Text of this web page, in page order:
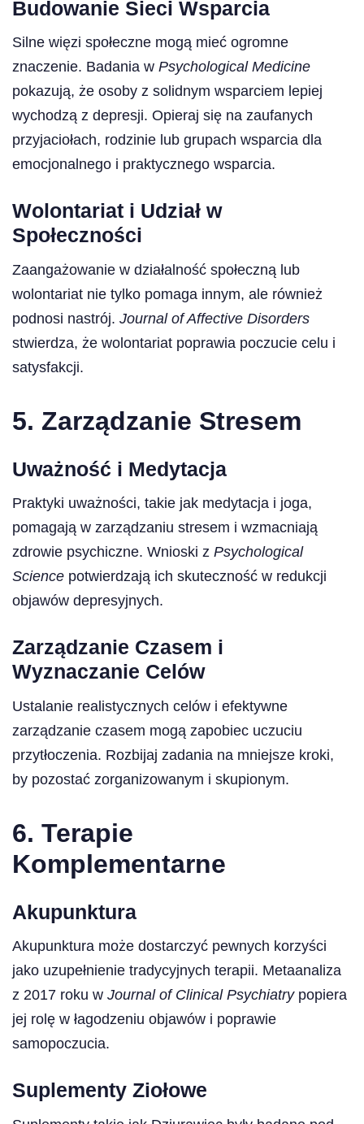
Budowanie Sieci Wsparcia
Silne więzi społeczne mogą mieć ogromne
znaczenie. Badania w Psychological Medicine
pokazują, że osoby z solidnym wsparciem lepiej
wychodzą z depresji. Opieraj się na zaufanych
przyjaciołach, rodzinie lub grupach wsparcia dla
emocjonalnego i praktycznego wsparcia.
Wolontariat i Udział w
Społeczności
Zaangażowanie w działalność społeczną lub
wolontariat nie tylko pomaga innym, ale również
podnosi nastrój. Journal of Affective Disorders
stwierdza, że ​​wolontariat poprawia poczucie celu i
satysfakcji.
5. Zarządzanie Stresem
Uważność i Medytacja
Praktyki uważności, takie jak medytacja i joga,
pomagają w zarządzaniu stresem i wzmacniają
zdrowie psychiczne. Wnioski z Psychological
Science potwierdzają ich skuteczność w redukcji
objawów depresyjnych.
Zarządzanie Czasem i
Wyznaczanie Celów
Ustalanie realistycznych celów i efektywne
zarządzanie czasem mogą zapobiec uczuciu
przytłoczenia. Rozbijaj zadania na mniejsze kroki,
by pozostać zorganizowanym i skupionym.
6. Terapie
Komplementarne
Akupunktura
Akupunktura może dostarczyć pewnych korzyści
jako uzupełnienie tradycyjnych terapii. Metaanaliza
z 2017 roku w Journal of Clinical Psychiatrypopiera
jej rolę w łagodzeniu objawów i poprawie
samopoczucia.
Suplementy Ziołowe